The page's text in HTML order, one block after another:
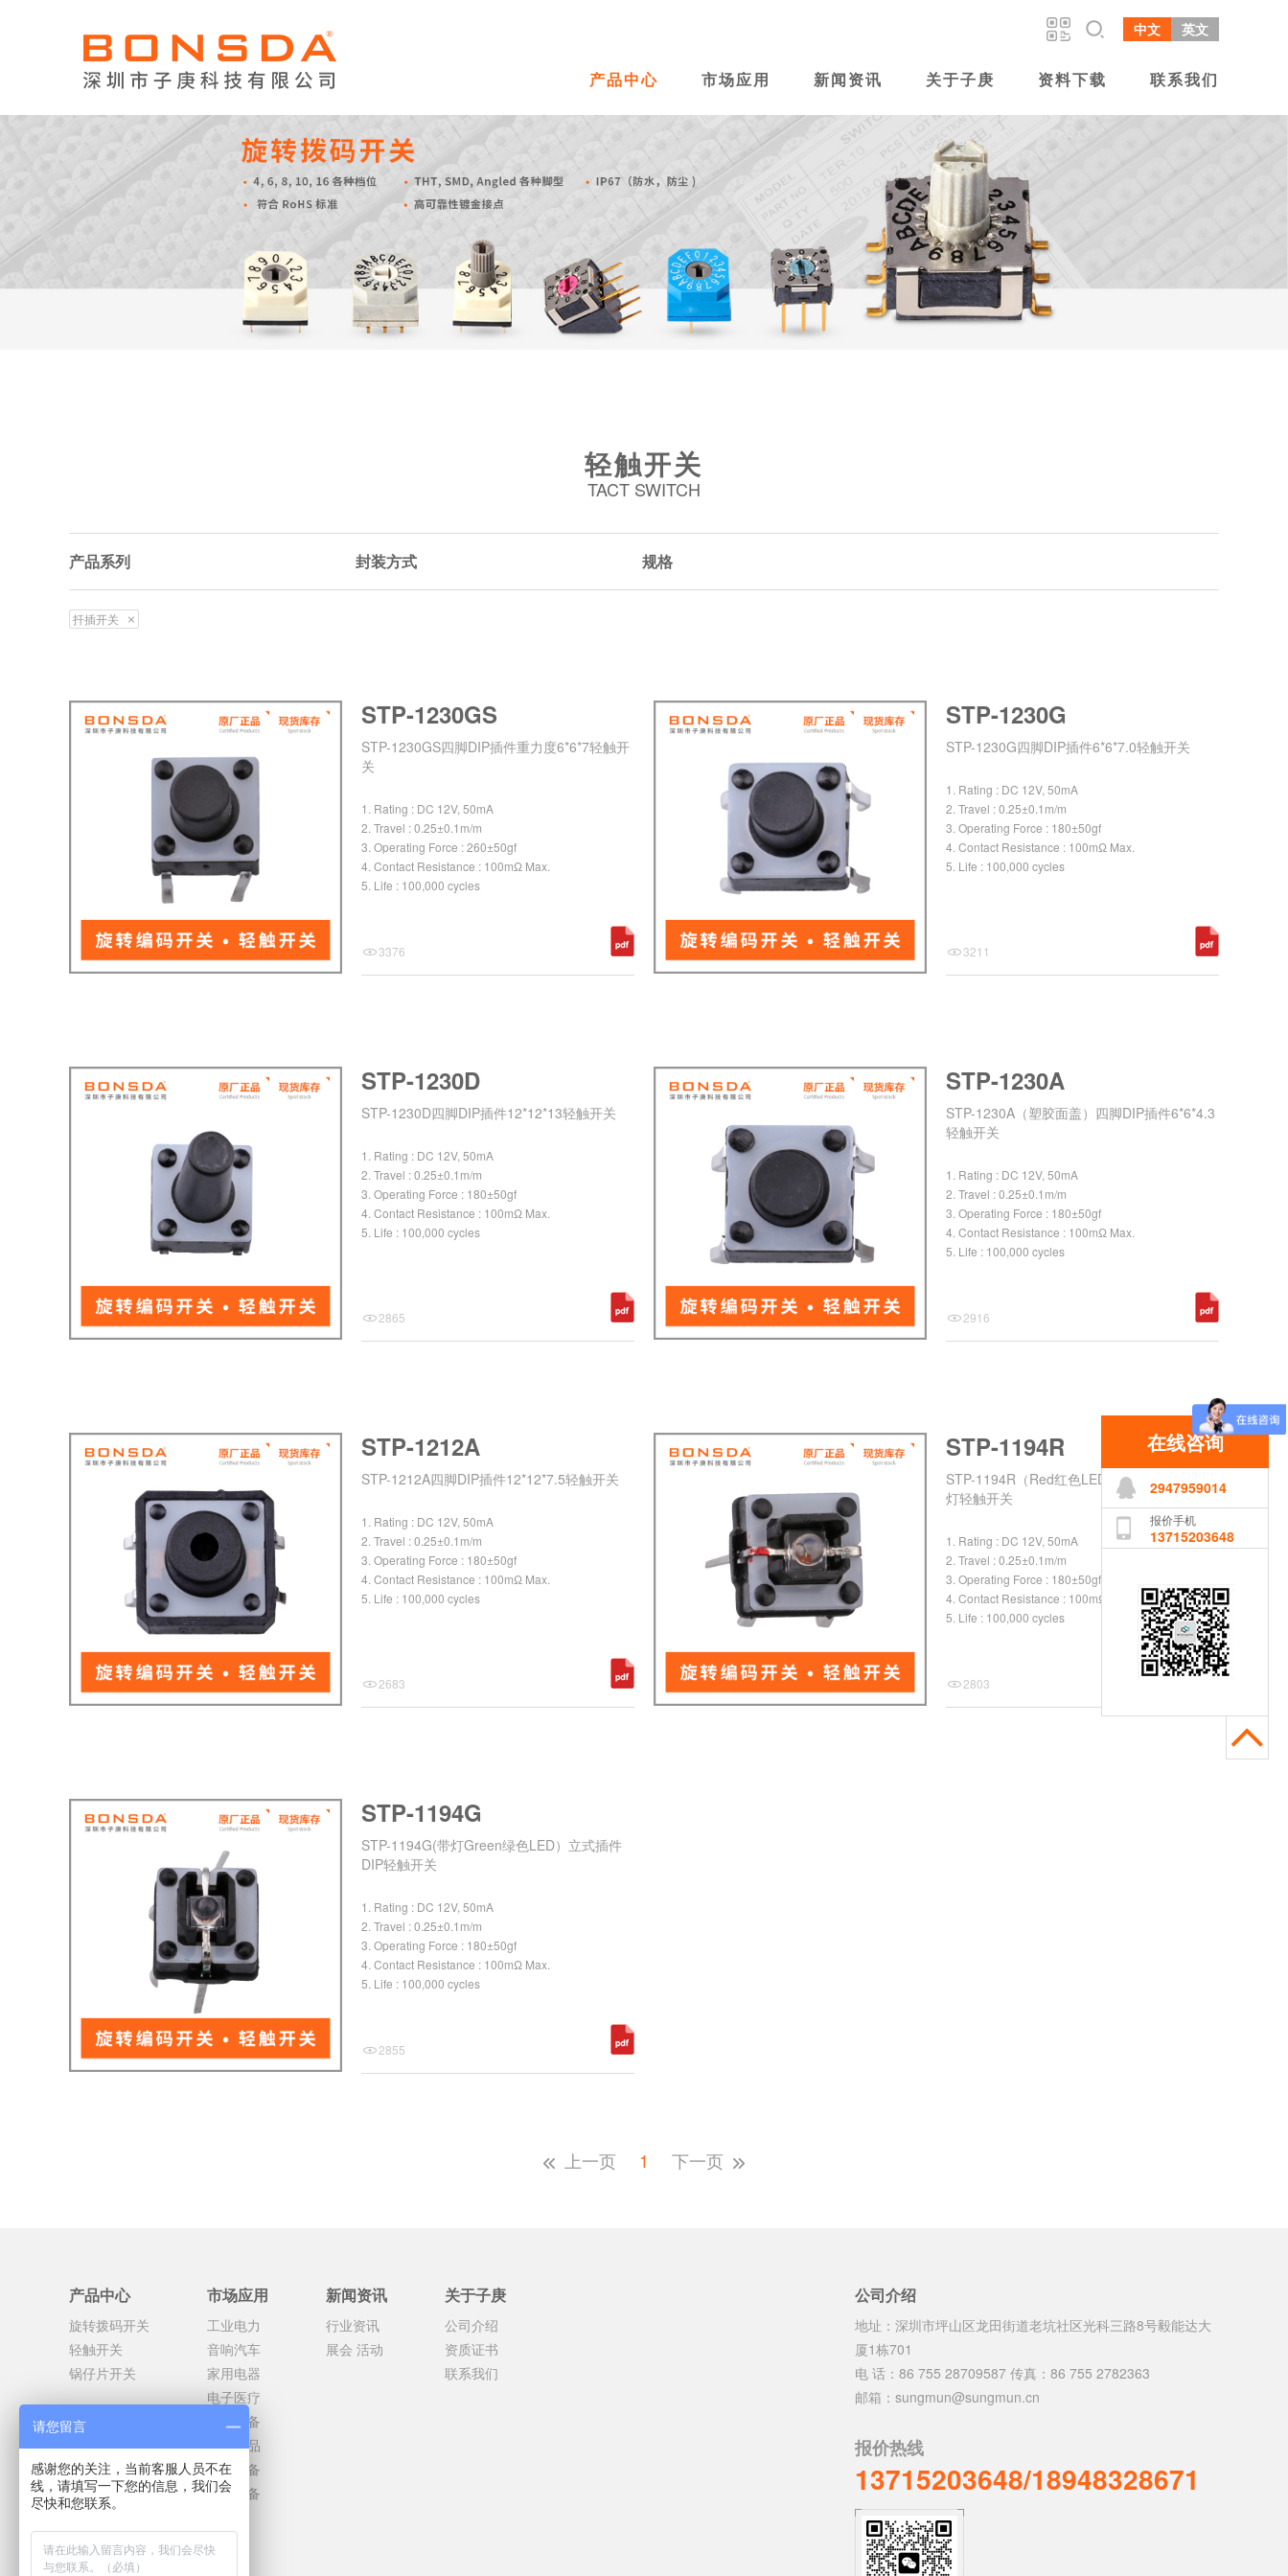
中文 英文
产品中心 市场应用 新闻资讯 关于子庚 资料下载 联系我们
轻触开关
TACT SWITCH
产品系列 封装方式 规格
扦插开关
STP-1230GS
STP-1230GS四脚DIP插件重力度6*6*7轻触开
关
1. Rating : DC 12V, 50mA
2. Travel : 0.25±0.1m/m
3. Operating Force : 260±50gf
4. Contact Resistance : 100mΩ Max.
5. Life : 100,000 cycles
3376
STP-1230G
STP-1230G四脚DIP插件6*6*7.0轻触开关
1. Rating : DC 12V, 50mA
2. Travel : 0.25±0.1m/m
3. Operating Force : 180±50gf
4. Contact Resistance : 100mΩ Max.
5. Life : 100,000 cycles
3211
pdf
STP-1230D
STP-1230D四脚DIP插件12*12*13轻触开关
1. Rating : DC 12V, 50mA
2. Travel : 0.25±0.1m/m
3. Operating Force : 180±50gf
4. Contact Resistance : 100mΩ Max.
5. Life : 100,000 cycles
2865
STP-1230A
STP-1230A（塑胶面盖）四脚DIP插件6*6*4.3
轻触开关
1. Rating : DC 12V, 50mA
2. Travel : 0.25±0.1m/m
3. Operating Force : 180±50gf
4. Contact Resistance : 100mΩ Max.
5. Life : 100,000 cycles
2916
pdf
STP-1212A
STP-1212A四脚DIP插件12*12*7.5轻触开关
1. Rating : DC 12V, 50mA
2. Travel : 0.25±0.1m/m
3. Operating Force : 180±50gf
4. Contact Resistance : 100mΩ Max.
5. Life : 100,000 cycles
2683
STP-1194R
STP-1194R（Red红色LED）立式DIP插件带
灯轻触开关
1. Rating : DC 12V, 50mA
2. Travel : 0.25±0.1m/m
3. Operating Force : 180±50gf
4. Contact Resistance : 100mΩ Max.
5. Life : 100,000 cycles
2803
pdf
STP-1194G
STP-1194G(带灯Green绿色LED）立式插件
DIP轻触开关
1. Rating : DC 12V, 50mA
2. Travel : 0.25±0.1m/m
3. Operating Force : 180±50gf
4. Contact Resistance : 100mΩ Max.
5. Life : 100,000 cycles
2855
上一页 1 下一页
产品中心
旋转拨码开关
轻触开关
锅仔片开关
市场应用
工业电力
音响汽车
家用电器
电子医疗
通信设备
消费产品
办公设备
智能设备
新闻资讯
行业资讯
展会 活动
关于子庚
公司介绍
资质证书
联系我们
公司介绍
地址：深圳市坪山区龙田街道老坑社区光科三路8号毅能达大
厦1栋701
电 话：86 755 28709587 传真：86 755 2782363
邮箱：sungmun@sungmun.cn
报价热线
13715203648/18948328671
在线咨询
2947959014
报价手机
13715203648
请您留言
感谢您的关注，当前客服人员不在
线，请填写一下您的信息，我们会
尽快和您联系。